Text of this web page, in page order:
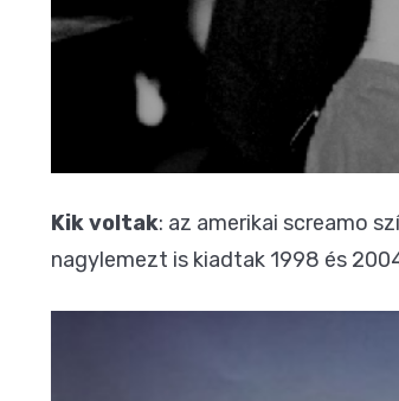
Kik voltak: az amerikai screamo
nagylemezt is kiadtak 1998 és